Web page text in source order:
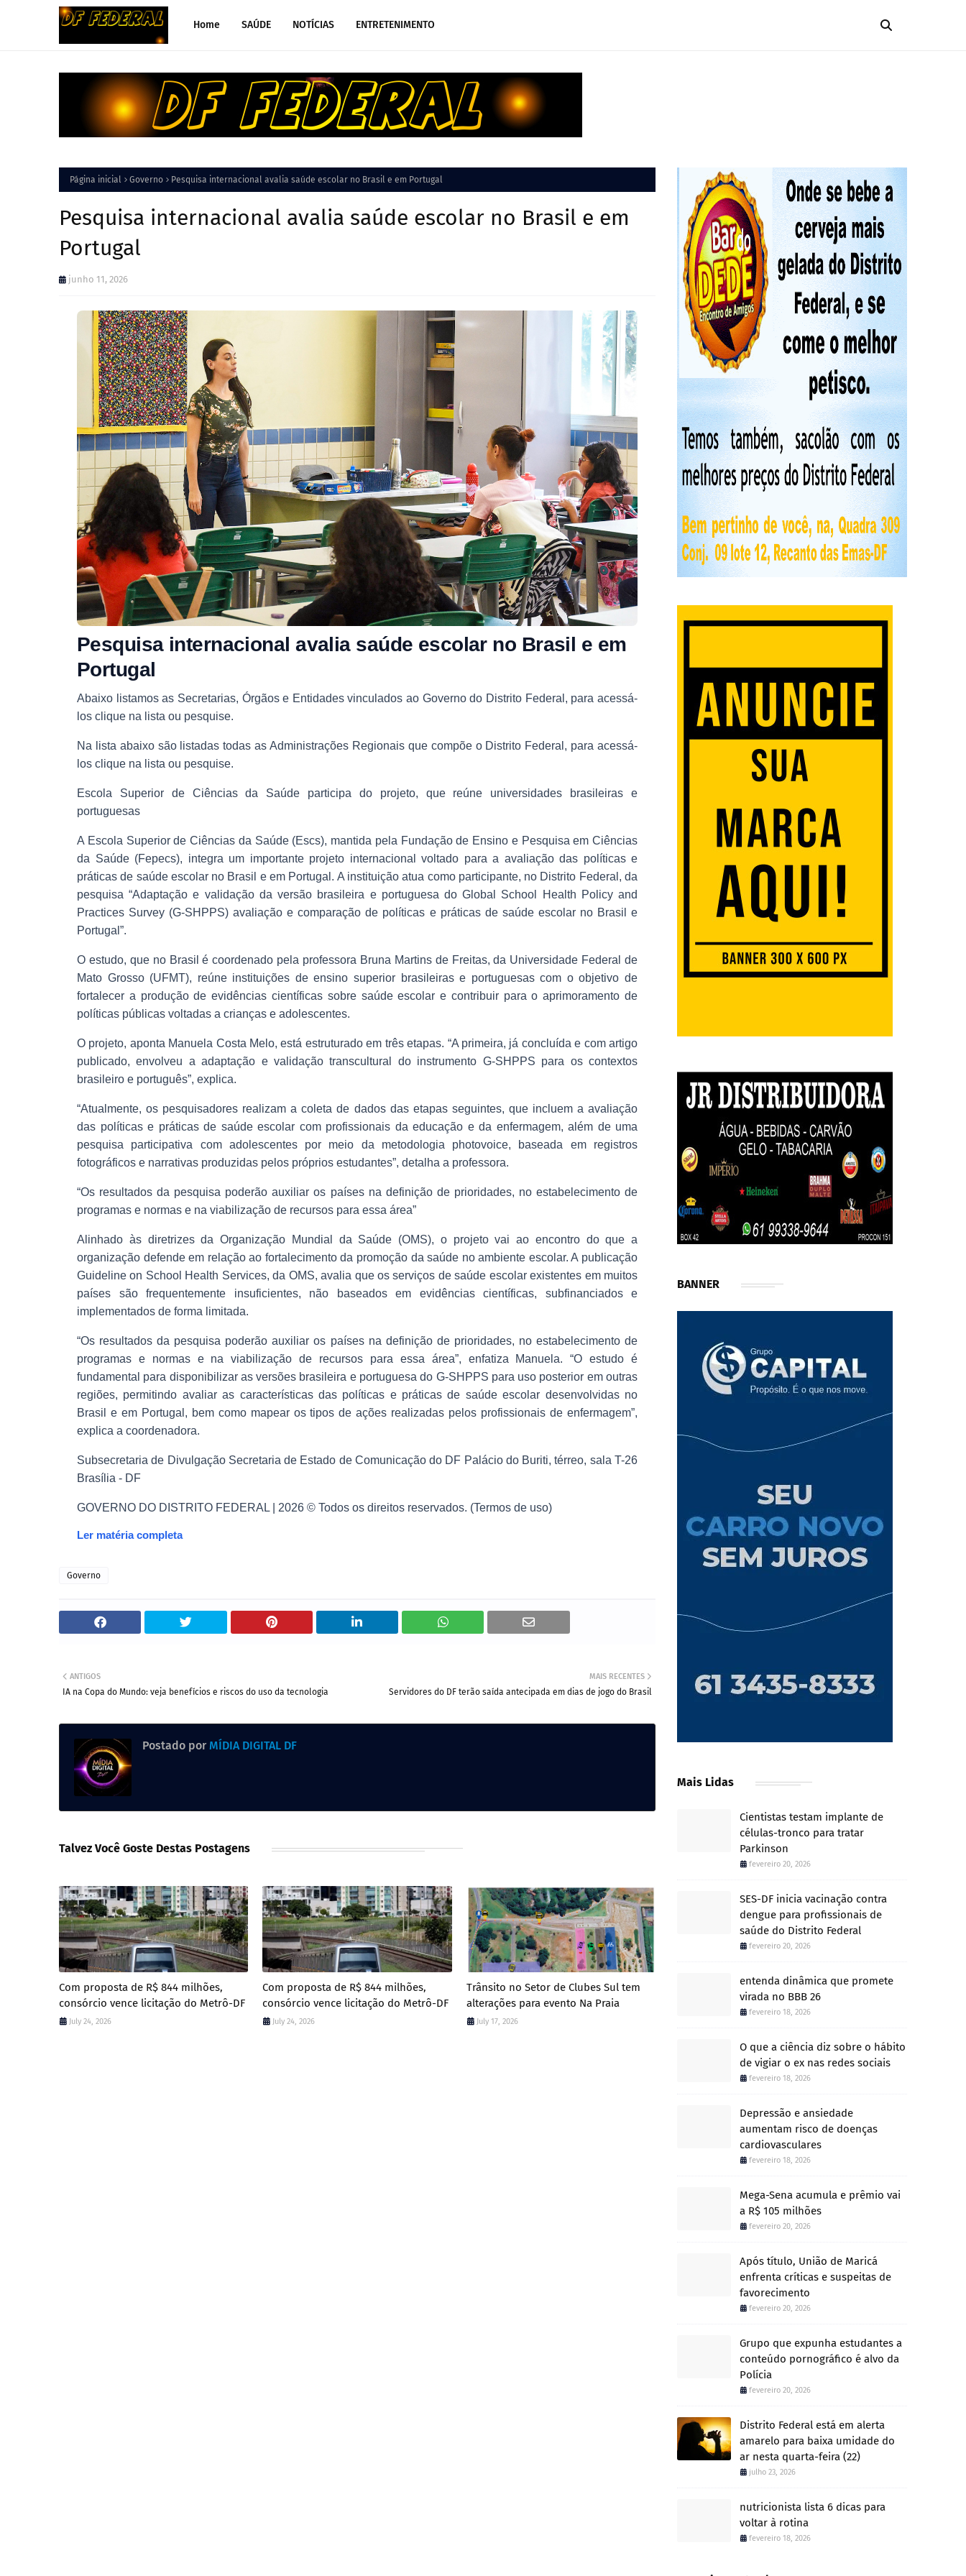
Home SAÚDE NOTÍCIAS ENTRETENIMENTO
Página inicial Governo Pesquisa internacional avalia saúde escolar no Brasil e em Portugal
Pesquisa internacional avalia saúde escolar no Brasil e em
Portugal
junho 11, 2026
Pesquisa internacional avalia saúde escolar no Brasil e em
Portugal
Abaixo listamos as Secretarias, Órgãos e Entidades vinculados ao Governo do Distrito Federal, para acessá-
los clique na lista ou pesquise.
Na lista abaixo são listadas todas as Administrações Regionais que compõe o Distrito Federal, para acessá-
los clique na lista ou pesquise.
Escola Superior de Ciências da Saúde participa do projeto, que reúne universidades brasileiras e
portuguesas
A Escola Superior de Ciências da Saúde (Escs), mantida pela Fundação de Ensino e Pesquisa em Ciências
da Saúde (Fepecs), integra um importante projeto internacional voltado para a avaliação das políticas e
práticas de saúde escolar no Brasil e em Portugal. A instituição atua como participante, no Distrito Federal, da
pesquisa “Adaptação e validação da versão brasileira e portuguesa do Global School Health Policy and
Practices Survey (G-SHPPS) avaliação e comparação de políticas e práticas de saúde escolar no Brasil e
Portugal”.
O estudo, que no Brasil é coordenado pela professora Bruna Martins de Freitas, da Universidade Federal de
Mato Grosso (UFMT), reúne instituições de ensino superior brasileiras e portuguesas com o objetivo de
fortalecer a produção de evidências científicas sobre saúde escolar e contribuir para o aprimoramento de
políticas públicas voltadas a crianças e adolescentes.
O projeto, aponta Manuela Costa Melo, está estruturado em três etapas. “A primeira, já concluída e com artigo
publicado, envolveu a adaptação e validação transcultural do instrumento G-SHPPS para os contextos
brasileiro e português”, explica.
“Atualmente, os pesquisadores realizam a coleta de dados das etapas seguintes, que incluem a avaliação
das políticas e práticas de saúde escolar com profissionais da educação e da enfermagem, além de uma
pesquisa participativa com adolescentes por meio da metodologia photovoice, baseada em registros
fotográficos e narrativas produzidas pelos próprios estudantes”, detalha a professora.
“Os resultados da pesquisa poderão auxiliar os países na definição de prioridades, no estabelecimento de
programas e normas e na viabilização de recursos para essa área”
Alinhado às diretrizes da Organização Mundial da Saúde (OMS), o projeto vai ao encontro do que a
organização defende em relação ao fortalecimento da promoção da saúde no ambiente escolar. A publicação
Guideline on School Health Services, da OMS, avalia que os serviços de saúde escolar existentes em muitos
países são frequentemente insuficientes, não baseados em evidências científicas, subfinanciados e
implementados de forma limitada.
“Os resultados da pesquisa poderão auxiliar os países na definição de prioridades, no estabelecimento de
programas e normas e na viabilização de recursos para essa área”, enfatiza Manuela. “O estudo é
fundamental para disponibilizar as versões brasileira e portuguesa do G-SHPPS para uso posterior em outras
regiões, permitindo avaliar as características das políticas e práticas de saúde escolar desenvolvidas no
Brasil e em Portugal, bem como mapear os tipos de ações realizadas pelos profissionais de enfermagem”,
explica a coordenadora.
Subsecretaria de Divulgação Secretaria de Estado de Comunicação do DF Palácio do Buriti, térreo, sala T-26
Brasília - DF
GOVERNO DO DISTRITO FEDERAL | 2026 © Todos os direitos reservados. (Termos de uso)
Ler matéria completa
Governo
MAIS RECENTES
Servidores do DF terão saída antecipada em dias de jogo do Brasil
ANTIGOS
IA na Copa do Mundo: veja benefícios e riscos do uso da tecnologia
Postado por MÍDIA DIGITAL DF
Talvez Você Goste Destas Postagens
Com proposta de R$ 844 milhões,
consórcio vence licitação do Metrô-DF
July 24, 2026
Com proposta de R$ 844 milhões,
consórcio vence licitação do Metrô-DF
July 24, 2026
Trânsito no Setor de Clubes Sul tem
alterações para evento Na Praia
July 17, 2026
BANNER
Mais Lidas
Cientistas testam implante de
células-tronco para tratar
Parkinson
fevereiro 20, 2026
SES-DF inicia vacinação contra
dengue para profissionais de
saúde do Distrito Federal
fevereiro 20, 2026
entenda dinâmica que promete
virada no BBB 26
fevereiro 18, 2026
O que a ciência diz sobre o hábito
de vigiar o ex nas redes sociais
fevereiro 18, 2026
Depressão e ansiedade
aumentam risco de doenças
cardiovasculares
fevereiro 18, 2026
Mega-Sena acumula e prêmio vai
a R$ 105 milhões
fevereiro 20, 2026
Após título, União de Maricá
enfrenta críticas e suspeitas de
favorecimento
fevereiro 20, 2026
Grupo que expunha estudantes a
conteúdo pornográfico é alvo da
Polícia
fevereiro 20, 2026
Distrito Federal está em alerta
amarelo para baixa umidade do
ar nesta quarta-feira (22)
julho 23, 2026
nutricionista lista 6 dicas para
voltar à rotina
fevereiro 18, 2026